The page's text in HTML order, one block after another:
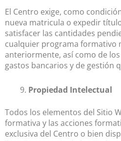
El Centro exige, como
nueva matricula o expedir
satisfacer las cantidades
cualquier programa formativo
anteriormente, así como de
gastos bancarios y de gestión
Propiedad Intelectual
Todos los elementos del Sitio
formativa y las acciones
exclusiva del Centro o bien